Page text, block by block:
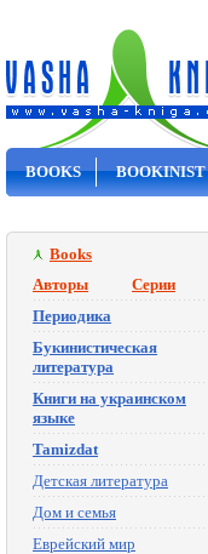
BOOKS BOOKINIST
Books
Авторы
Серии
Периодика
Букинистическая
литература
Книги на украинском
языке
Tamizdat
Детская литература
Дом и семья
Еврейский мир